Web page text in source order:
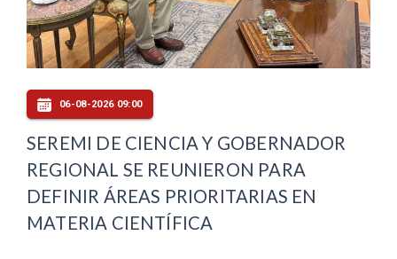
06-08-2026 09:00
SEREMI DE CIENCIA Y GOBERNADOR
REGIONAL SE REUNIERON PARA
DEFINIR ÁREAS PRIORITARIAS EN
MATERIA CIENTÍFICA